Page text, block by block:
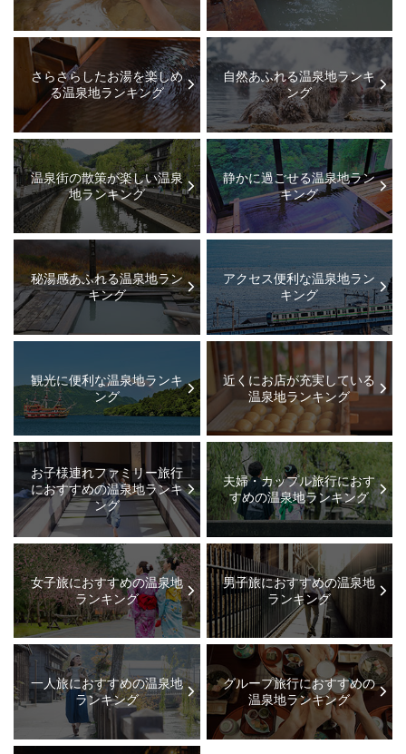
さらさらしたお湯を楽しめ
る温泉地ランキング
自然あふれる温泉地ランキ
ング
温泉街の散策が楽しい温泉
地ランキング
静かに過ごせる温泉地ラン
キング
秘湯感あふれる温泉地ラン
キング
アクセス便利な温泉地ラン
キング
観光に便利な温泉地ランキ
ング
近くにお店が充実している
温泉地ランキング
お子様連れファミリー旅行
におすすめの温泉地ランキ
ング
夫婦・カップル旅行におす
すめの温泉地ランキング
女子旅におすすめの温泉地
ランキング
男子旅におすすめの温泉地
ランキング
一人旅におすすめの温泉地
ランキング
グループ旅行におすすめの
温泉地ランキング